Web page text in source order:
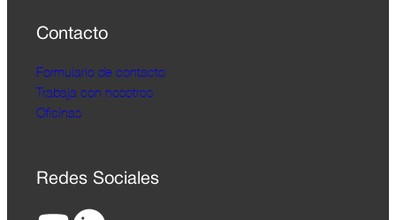
Contacto
Formulario de contacto
Trabaja con nosotros
Oficinas
Redes Sociales